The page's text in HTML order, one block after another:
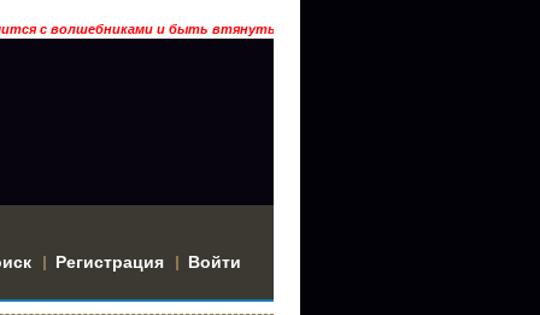
волшебниками и быть втянутым в историю? Тогда заходи… ГРААЛЬ
Регистрация Войти